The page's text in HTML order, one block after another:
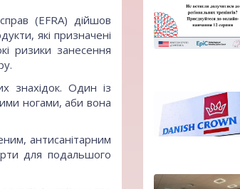
(EFRA) дійшов
які призначені
ризики занесення
знахідок. Один із
ногами, аби вона
антисанітарним
для подальшого